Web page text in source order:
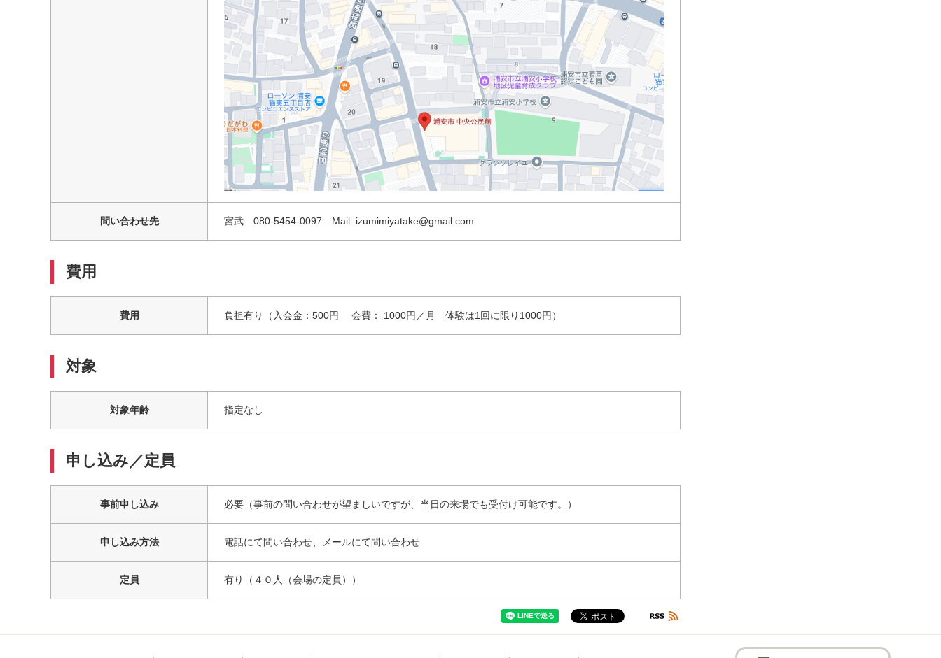
問い合わせ先 宮武 080-5454-0097 Mail: izumimiyatake@gmail.com
費用
費用 負担有り（入会金：500円 会費： 1000円／月 体験は1回に限り1000円）
対象
対象年齢 指定なし
申し込み／定員
事前申し込み 必要（事前の問い合わせが望ましいですが、当日の来場でも受付け可能です。）
申し込み方法 電話にて問い合わせ、メールにて問い合わせ
定員 有り（４０人（会場の定員））